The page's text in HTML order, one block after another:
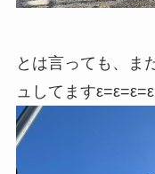
とは言っても、ま
ュしてます